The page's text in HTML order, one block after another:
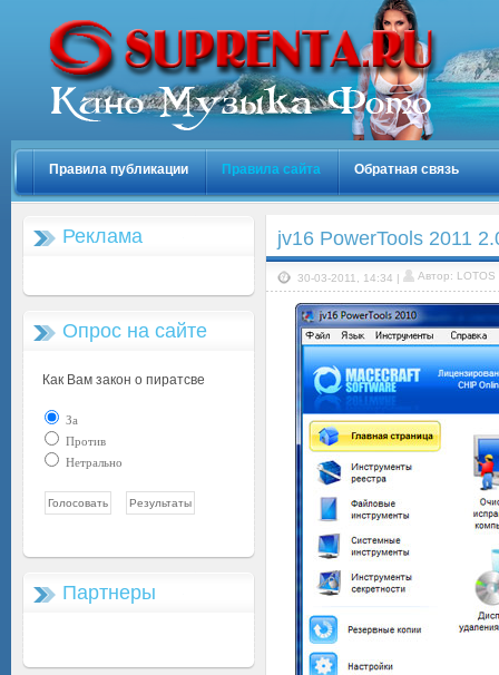
Правила публикации Правила сайта Обратная связь
Реклама
Опрос на сайте
Как Вам закон о пиратсве
За
Против
Нетрально
Партнеры
jv16 PowerTools 2011
30-03-2011, 14:34 | Автор: LOTOS